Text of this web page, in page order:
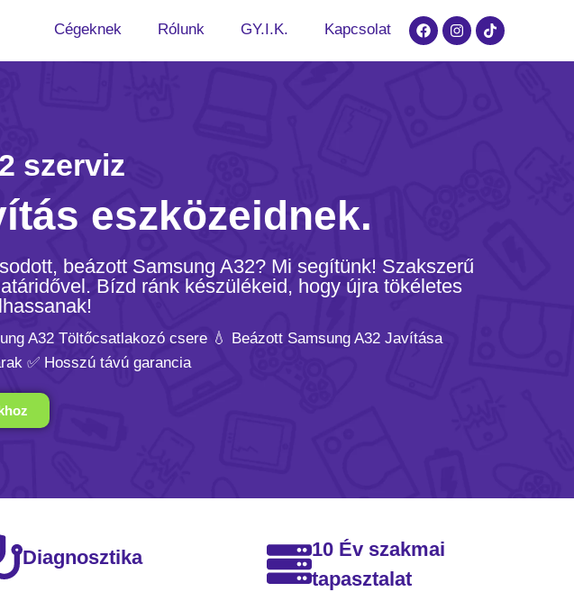
Cégeknek Rólunk GY.I.K. Kapcsolat
szerviz
eszközeidnek.
beázott Samsung A32? Mi segítünk! Szakszerű
Bízd ránk készülékeid, hogy újra tökéletes
A32 Töltőcsatlakozó csere 💧 Beázott Samsung A32 Javítása
✅ Hosszú távú garancia
Diagnosztika
10 Év szakmai
tapasztalat